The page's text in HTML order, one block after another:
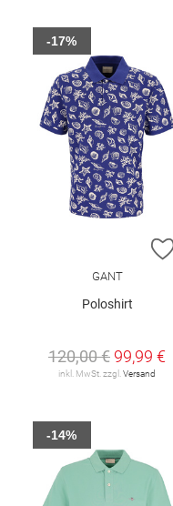
GANT
Poloshirt
120,00 € 99,99 €
inkl. MwSt. zzgl. Versand
-17%
-14%